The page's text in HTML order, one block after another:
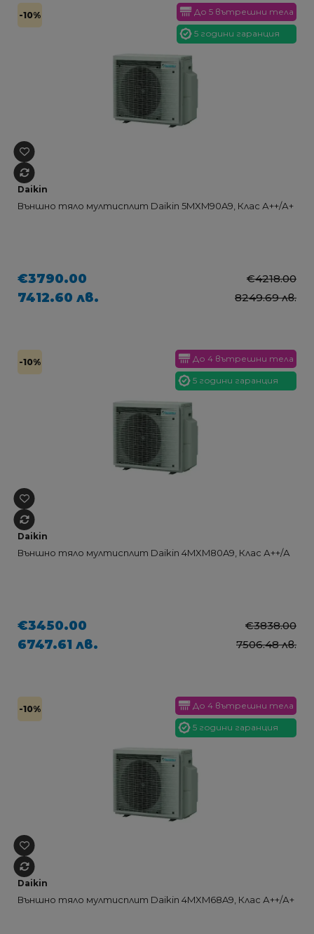
-10% До 5 вътрешни тела
5 години гаранция
Daikin
Външно тяло мултисплит Daikin 5MXM90A9, Клас А++/А+
€3790.00 €4218.00
7412.60 лв. 8249.69 лв.
-10% До 4 вътрешни тела
5 години гаранция
Daikin
Външно тяло мултисплит Daikin 4MXM80A9, Клас А++/А
€3450.00 €3838.00
6747.61 лв. 7506.48 лв.
-10% До 4 вътрешни тела
5 години гаранция
Daikin
Външно тяло мултисплит Daikin 4MXM68A9, Клас А++/А+